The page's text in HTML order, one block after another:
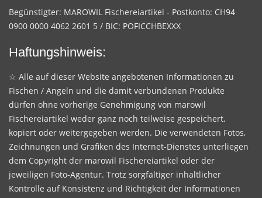
Begünstigter: MAROWIL Fischereiartikel - Postkonto: CH94
0900 0000 4062 2601 5 / BIC: POFICCHBEXXX
Haftungshinweis:
☆ Alle auf dieser Website angebotenen Informationen zu
Fischen / Angeln und die damit verbundenen Produkte
dürfen ohne vorherige Genehmigung von marowil
Fischereiartikel weder ganz noch teilweise gespeichert,
kopiert oder weitergegeben werden. Die verwendeten Fotos,
Zeichnungen und Grafiken des Internet-Dienstes unterliegen
dem Copyright der marowil Fischereiartikel oder der
jeweiligen Foto-Agentur. Trotz sorgfältiger inhaltlicher
Kontrolle auf Konsistenz und Richtigkeit der Informationen